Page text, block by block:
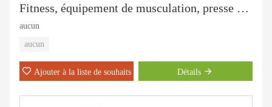
Fitness, équipement de musculation, presse pectorale verticale-PT-802
aucun
aucun
Ajouter à la liste de souhaits Détails